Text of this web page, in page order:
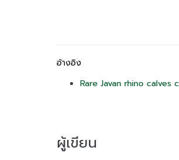
อ้างอิง
Rare Javan rhino calves
ผู้เขียน